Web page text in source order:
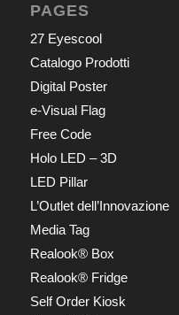
PAGES
27 Eyescool
Catalogo Prodotti
Digital Poster
e-Visual Flag
Free Code
Holo LED – 3D
LED Pillar
L’Outlet dell’Innovazione
Media Tag
Realook® Box
Realook® Fridge
Self Order Kiosk